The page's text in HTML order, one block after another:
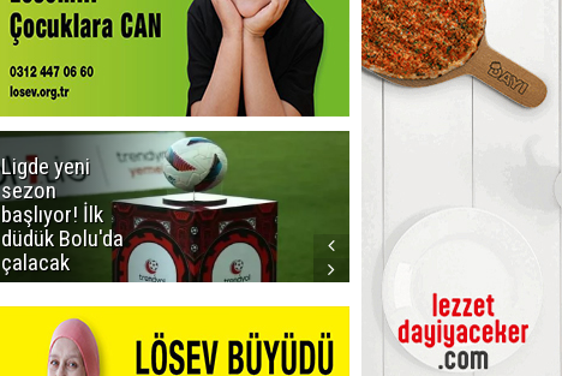
Ligde yeni
sezon
başlıyor! İlk
düdük Bolu'da
çalacak